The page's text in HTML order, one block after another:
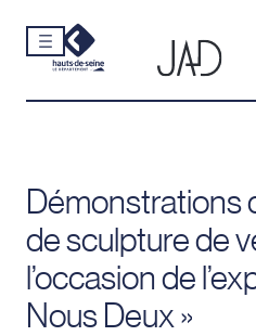
Aller
contenu
Démonstrations
de sculpture de
l’occasion de
Nous Deux »